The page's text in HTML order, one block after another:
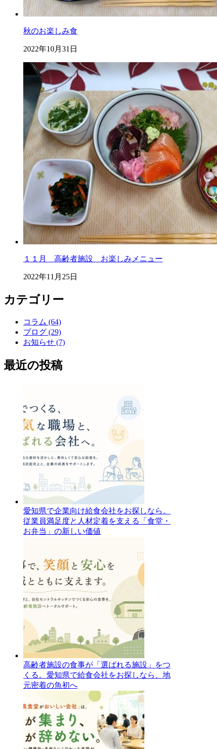
秋のお楽しみ食
2022年10月31日
１１月 高齢者施設 お楽しみメニュー
2022年11月25日
カテゴリー
コラム (64)
ブログ (29)
お知らせ (7)
最近の投稿
愛知県で企業向け給食会社をお探しなら。
従業員満足度と人材定着を支える「食堂・
お弁当」の新しい価値
高齢者施設の食事が「選ばれる施設」をつ
くる。愛知県で給食会社をお探しなら、地
元密着の魚初へ